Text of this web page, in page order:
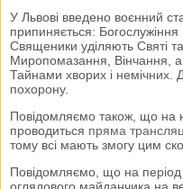
У Львові введено воєнний
припиняється:
Священики уділяють Святі
Миропомазання, Вінчання, а
Тайнами хворих і
похорону.
Повідомляємо також, що на
проводиться пряма
тому всі мають змогу цим
Повідомляємо, що на період